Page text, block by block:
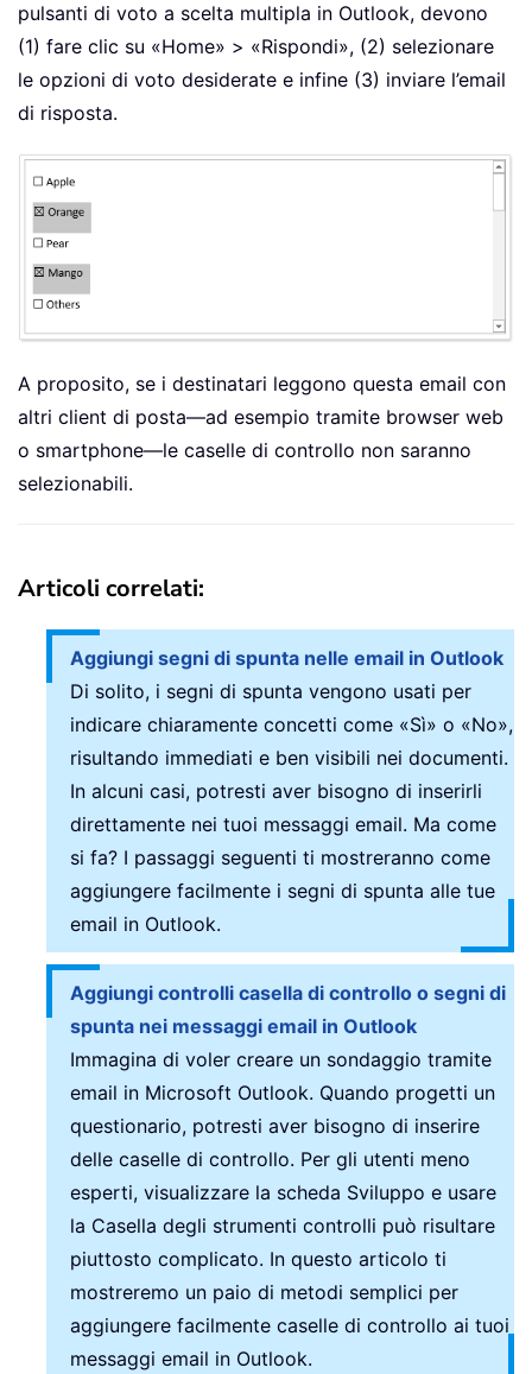
pulsanti di voto a scelta multipla in Outlook, devono
(1) fare clic su «Home» > «Rispondi», (2) selezionare
le opzioni di voto desiderate e infine (3) inviare l’email
di risposta.
A proposito, se i destinatari leggono questa email con
altri client di posta—ad esempio tramite browser web
o smartphone—le caselle di controllo non saranno
selezionabili.
Articoli correlati:
Aggiungi segni di spunta nelle email in Outlook
Di solito, i segni di spunta vengono usati per
indicare chiaramente concetti come «Sì» o «No»,
risultando immediati e ben visibili nei documenti.
In alcuni casi, potresti aver bisogno di inserirli
direttamente nei tuoi messaggi email. Ma come
si fa? I passaggi seguenti ti mostreranno come
aggiungere facilmente i segni di spunta alle tue
email in Outlook.
Aggiungi controlli casella di controllo o segni di
spunta nei messaggi email in Outlook
Immagina di voler creare un sondaggio tramite
email in Microsoft Outlook. Quando progetti un
questionario, potresti aver bisogno di inserire
delle caselle di controllo. Per gli utenti meno
esperti, visualizzare la scheda Sviluppo e usare
la Casella degli strumenti controlli può risultare
piuttosto complicato. In questo articolo ti
mostreremo un paio di metodi semplici per
aggiungere facilmente caselle di controllo ai tuoi
messaggi email in Outlook.